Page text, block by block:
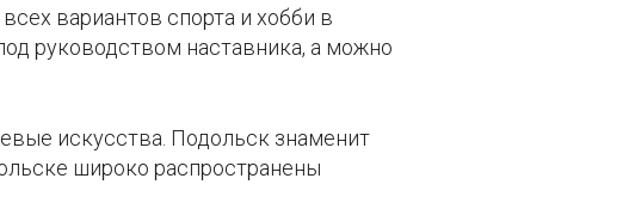
вариантов спорта и хобби в
руководством наставника, а можно
искусства. Подольск знаменит
широко распространены